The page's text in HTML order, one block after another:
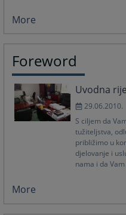
More
Foreword
Uvodna
29.06.2010.
S ciljem da
tužiteljstva,
približimo u
djelovanje i
nama i da
More